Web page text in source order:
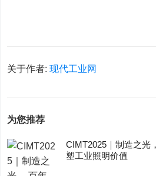
关于作者:现代工业网
为您推荐
CIMT2025｜制造之光
塑工业照明价值